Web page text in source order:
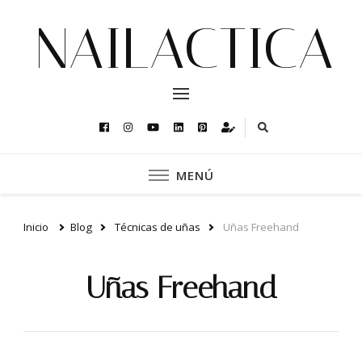
NAILACTICA
MENÚ
Inicio Blog Técnicas de uñas Uñas Freehand
Uñas Freehand